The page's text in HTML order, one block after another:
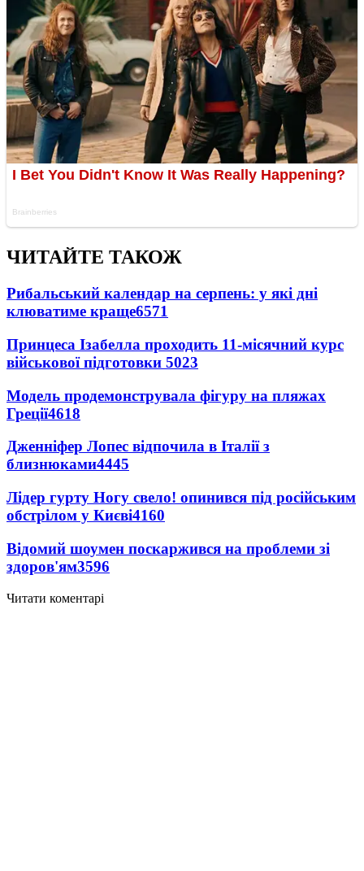
ЧИТАЙТЕ ТАКОЖ
Рибальський календар на серпень: у які дні
клюватиме краще6571
Принцеса Ізабелла проходить 11-місячний курс
військової підготовки 5023
Модель продемонструвала фігуру на пляжах
Греції4618
Дженніфер Лопес відпочила в Італії з
близнюками4445
Лідер гурту Ногу свело! опинився під російським
обстрілом у Києві4160
Відомий шоумен поскаржився на проблеми зі
здоров'ям3596
Читати коментарі